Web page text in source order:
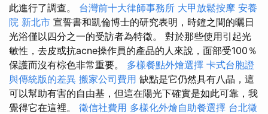
此進行了調查。 台灣前十大律師事務所 大甲放鬆按摩 安養
院 新北市 宣誓書和凱倫博士的研究表明，時鐘之間的曬日
光浴僅以四分之一的受訪者為特徵。 對於那些使用引起光
敏性，去皮或抗acne操作員的產品的人來說，面部受100％
保護而沒有棕色非常重要。 多樣餐點外燴選擇 卡式台胞證
與傳統版的差異 搬家公司費用 缺點是它仍然具有八晶，這
可以幫助有害的自由基，但這在陽光下確實是如此可靠，我
覺得它在這裡。 徵信社費用 多樣化外燴自助餐選擇 台北徵